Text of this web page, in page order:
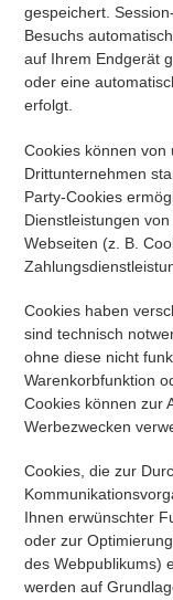
gespeichert.
Besuchs
auf Ihrem Endgerät
oder eine
erfolgt.
Cookies können von
Drittunternehmen
Party-Cookies
Dienstleistungen
Webseiten (z. B.
Cookies haben
sind technisch
ohne diese nicht
Warenkorbfunktion
Cookies können zur
Werbezwecken
Cookies, die zur
Ihnen erwünschter
oder zur
des Webpublikums)
werden auf